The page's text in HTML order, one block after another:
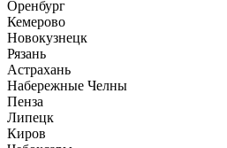
Оренбург
Кемерово
Новокузнецк
Рязань
Астрахань
Набережные Челны
Пенза
Липецк
Киров